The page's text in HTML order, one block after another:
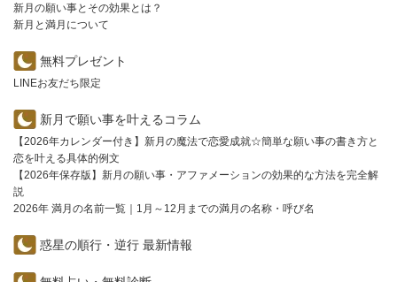
新月の願い事とその効果とは？
新月と満月について
無料プレゼント
LINEお友だち限定
新月で願い事を叶えるコラム
【2026年カレンダー付き】新月の魔法で恋愛成就☆簡単な願い事の書き方と
恋を叶える具体的例文
【2026年保存版】新月の願い事・アファメーションの効果的な方法を完全解
説
2026年 満月の名前一覧｜1月～12月までの満月の名称・呼び名
惑星の順行・逆行 最新情報